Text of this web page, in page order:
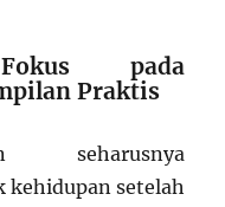
pada
Praktis
seharusnya
kehidupan setelah